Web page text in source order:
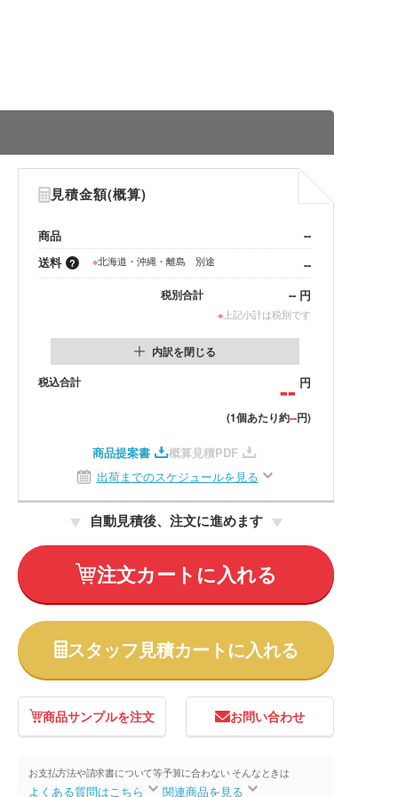
見積金額(概算)
商品
--
送料
※北海道・沖縄・離島 別途 --
税別合計 -- 円
※ 上記小計は税別です
内訳を閉じる
税込合計
-- 円
(1個あたり約--円)
商品提案書
概算見積PDF
出荷までのスケジュールを見る
自動見積後、注文に進めます
注文カートに入れる
スタッフ見積カートに入れる
商品サンプルを注文 お問い合わせ
お支払方法や請求書について等
よくある質問はこちら
予算に合わない そんなときは
関連商品を見る